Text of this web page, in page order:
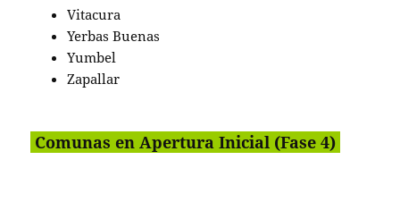
Vitacura
Yerbas Buenas
Yumbel
Zapallar
Comunas en Apertura Inicial (Fase 4)